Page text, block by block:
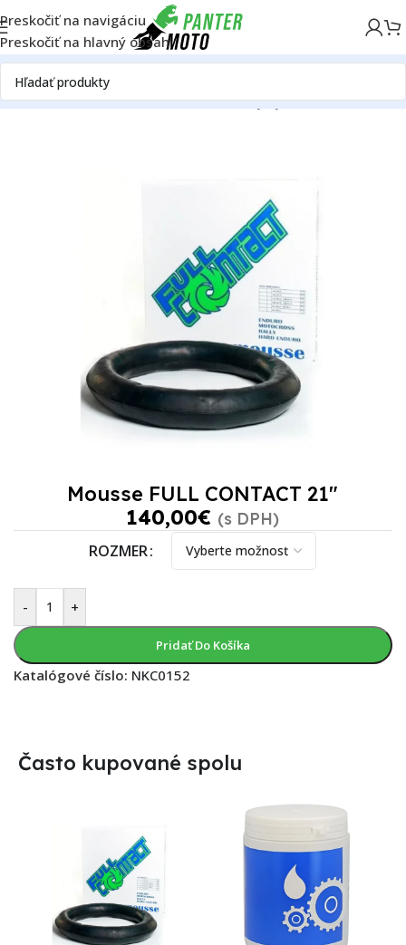
Preskočiť na navigáciu
Preskočiť na hlavný obsah
DomovOFF ROADRámKolesáBezdušový systém
Mousse FULL CONTACT 21″
140,00€ (s DPH)
ROZMER
- +
Pridať Do Košíka
Katalógové číslo: NKC0152
Často kupované spolu